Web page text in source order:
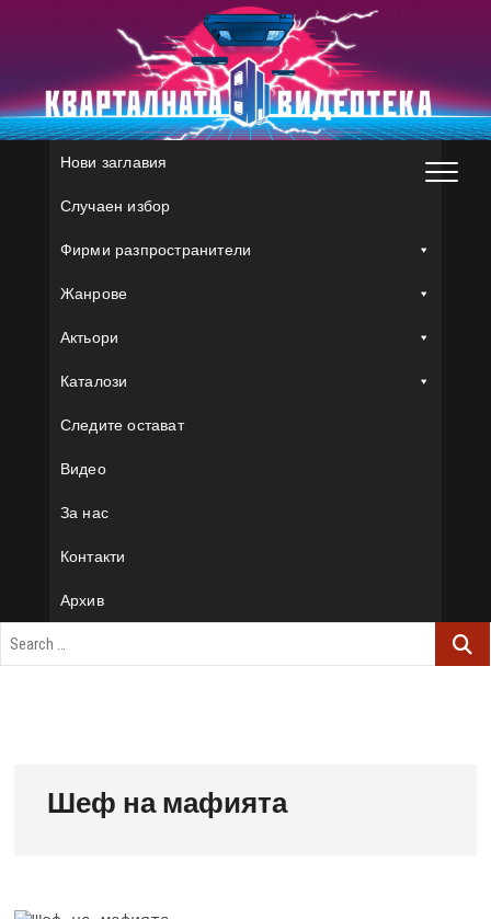
Нови заглавия
Случаен избор
Фирми разпространители
Жанрове
Актьори
Каталози
Следите остават
Видео
За нас
Контакти
Архив
Шеф на мафията